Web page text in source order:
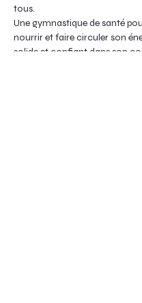
tous.
Une gymnastique de santé
nourrir et faire circuler son
solide et confiant dans son